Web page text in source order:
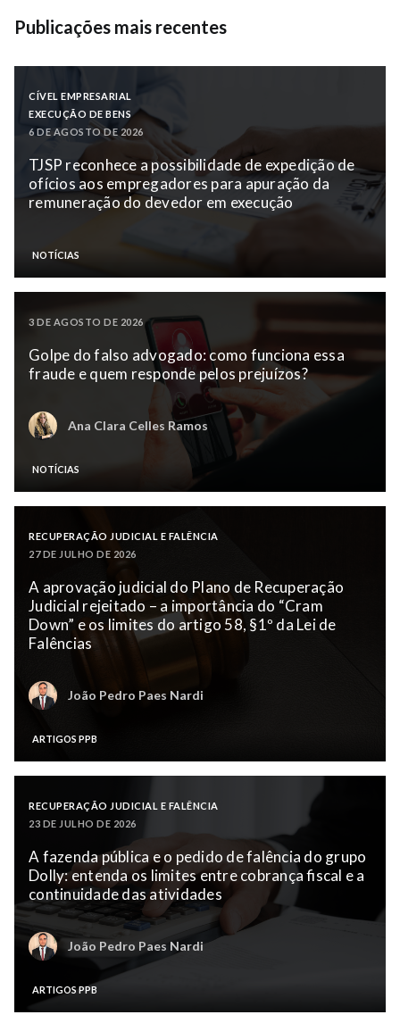
Publicações mais recentes
CÍVEL EMPRESARIAL
EXECUÇÃO DE BENS
6 DE AGOSTO DE 2026
TJSP reconhece a possibilidade de expedição de
ofícios aos empregadores para apuração da
remuneração do devedor em execução
NOTÍCIAS
3 DE AGOSTO DE 2026
Golpe do falso advogado: como funciona essa
fraude e quem responde pelos prejuízos?
Ana Clara Celles Ramos
NOTÍCIAS
RECUPERAÇÃO JUDICIAL E FALÊNCIA
27 DE JULHO DE 2026
A aprovação judicial do Plano de Recuperação
Judicial rejeitado – a importância do “Cram
Down” e os limites do artigo 58, §1º da Lei de
Falências
João Pedro Paes Nardi
ARTIGOS PPB
RECUPERAÇÃO JUDICIAL E FALÊNCIA
23 DE JULHO DE 2026
A fazenda pública e o pedido de falência do grupo
Dolly: entenda os limites entre cobrança fiscal e a
continuidade das atividades
João Pedro Paes Nardi
ARTIGOS PPB